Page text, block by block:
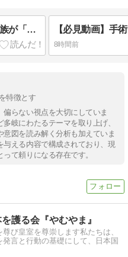
【拡散希望】辺野古転覆事故遺族が「全容解明と再発防止を求める会」設立 継続的に活動するためと説明、クラファン立ち上げも準備
8時間前
特徴とす
らない視点を大切にしていま
岐にわたるテーマを取り上げ、
図を読み解く分析も加えていま
える内容で構成されており、現
て頼りになる存在です。
護る会『やむやま』
び皇室を尊崇します私たちは、
発言と行動の基礎にして、日本国